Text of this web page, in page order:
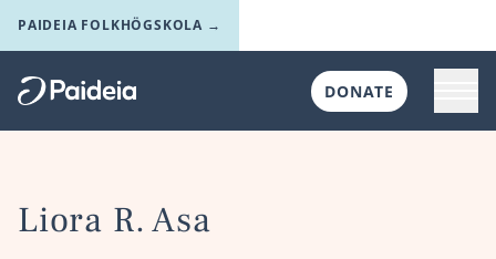
Skip to main content
PAIDEIA FOLKHÖGSKOLA →
Till startsidan
DONATE
Liora R. Asa